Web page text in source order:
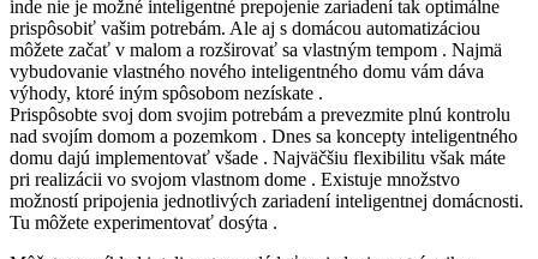
inde nie je možné inteligentné prepojenie zariadení tak optimálne
prispôsobiť vašim potrebám. Ale aj s domácou automatizáciou
môžete začať v malom a rozširovať sa vlastným tempom . Najmä
vybudovanie vlastného nového inteligentného domu vám dáva
výhody, ktoré iným spôsobom nezískate .
Prispôsobte svoj dom svojim potrebám a prevezmite plnú kontrolu
nad svojím domom a pozemkom . Dnes sa koncepty inteligentného
domu dajú implementovať všade . Najväčšiu flexibilitu však máte
pri realizácii vo svojom vlastnom dome . Existuje množstvo
možností pripojenia jednotlivých zariadení inteligentnej domácnosti.
Tu môžete experimentovať dosýta .